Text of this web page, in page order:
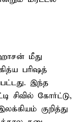
மீது
பரிஷத்
இந்த
சிவில் கோர்ட்டு,
குறித்து